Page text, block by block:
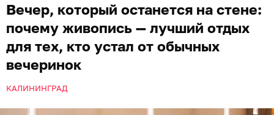
Вечер, который останется на стене:
почему живопись — лучший отдых
для тех, кто устал от обычных
вечеринок
КАЛИНИНГРАД